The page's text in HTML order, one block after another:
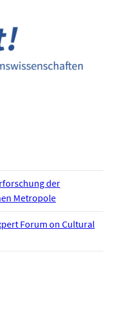
der
Metropole
Forum on Cultural